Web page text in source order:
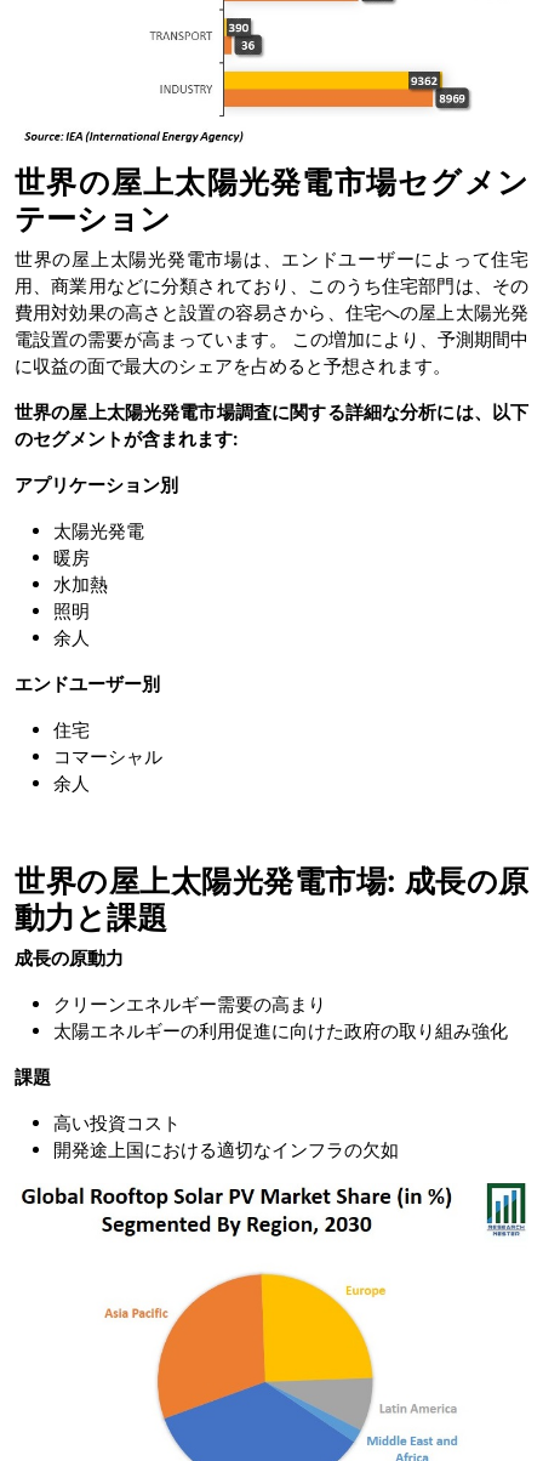
世界の屋上太陽光発電市場セグメン
テーション
世界の屋上太陽光発電市場は、エンドユーザーによって住宅
用、商業用などに分類されており、このうち住宅部門は、その
費用対効果の高さと設置の容易さから、住宅への屋上太陽光発
電設置の需要が高まっています。 この増加により、予測期間中
に収益の面で最大のシェアを占めると予想されます。
世界の屋上太陽光発電市場調査に関する詳細な分析には、以下
のセグメントが含まれます:
アプリケーション別
太陽光発電
暖房
水加熱
照明
余人
エンドユーザー別
住宅
コマーシャル
余人
世界の屋上太陽光発電市場: 成長の原
動力と課題
成長の原動力
クリーンエネルギー需要の高まり
太陽エネルギーの利用促進に向けた政府の取り組み強化
課題
高い投資コスト
開発途上国における適切なインフラの欠如